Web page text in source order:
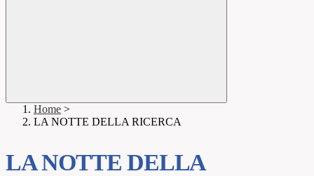
Home >
LA NOTTE DELLA RICERCA
LA NOTTE DELLA